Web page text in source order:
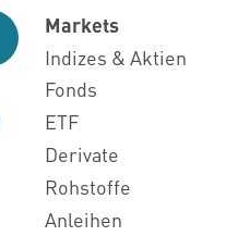
Markets
Indizes & Aktien
Fonds
ETF
Derivate
Rohstoffe
Anleihen